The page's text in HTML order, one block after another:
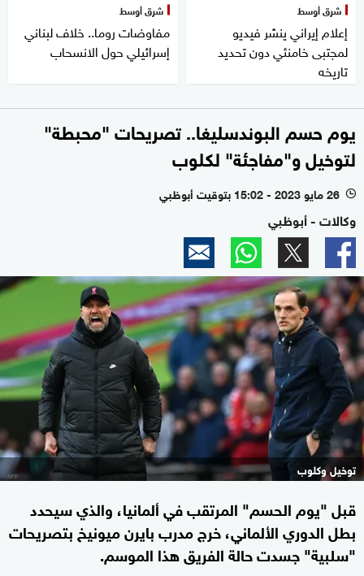
شرق أوسط
إعلام إيراني ينشر فيديو
لمجتبى خامنئي دون تحديد
تاريخه
شرق أوسط
مفاوضات روما.. خلاف لبناني
إسرائيلي حول الانسحاب
يوم حسم البوندسليغا.. تصريحات "محبطة"
لتوخيل و"مفاجئة" لكلوب
l 26 مايو 2023 - 15:02 بتوقيت أبوظبي
وكالات - أبوظبي
توخيل وكلوب
قبل "يوم الحسم" المرتقب في ألمانيا، والذي سيحدد
بطل الدوري الألماني، خرج مدرب بايرن ميونيخ بتصريحات
"سلبية" جسدت حالة الفريق هذا الموسم.